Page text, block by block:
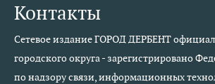
Контакты
Сетевое издание ГОРОД ДЕРБЕНТ
городского округа - зарегистрировано
по надзору связи, информационных